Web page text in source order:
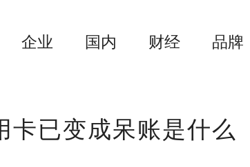
企业 国内 财经 品牌
卡已变成呆账是什么